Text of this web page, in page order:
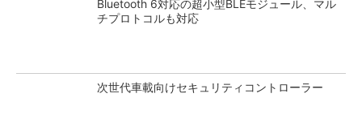
Bluetooth 6対応の超小型BLEモジュール、マル
チプロトコルも対応
次世代車載向けセキュリティコントローラー